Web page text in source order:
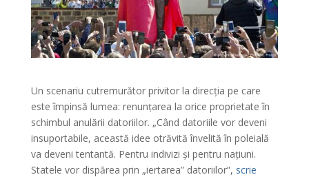
Un scenariu cutremurător privitor la direcția pe care
este împinsă lumea: renunțarea la orice proprietate în
schimbul anulării datoriilor. „Când datoriile vor deveni
insuportabile, această idee otrăvită învelită în poleială
va deveni tentantă. Pentru indivizi și pentru națiuni.
Statele vor dispărea prin „iertarea” datoriilor”, scrie